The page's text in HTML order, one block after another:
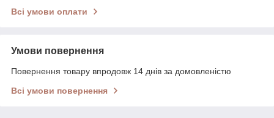
Всі умови оплати
Умови повернення
Повернення товару впродовж 14 днів за домовленістю
Всі умови повернення